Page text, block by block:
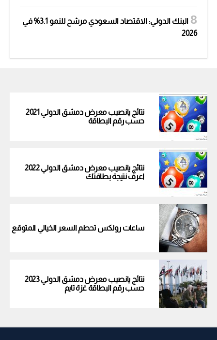
البنك الدولي: الاقتصاد السعودي مرشح للنمو 3.1% في
2026
نتائج يانصيب معرض دمشق الدولي 2021
حسب رقم البطاقة
نتائج يانصيب معرض دمشق الدولي 2022
اعرف نتيجة بطاقتك
ساعات رولكس تحطم السعر الخيالي المتوقع
نتائج يانصيب معرض دمشق الدولي 2023
حسب رقم البطاقة غزة تايم